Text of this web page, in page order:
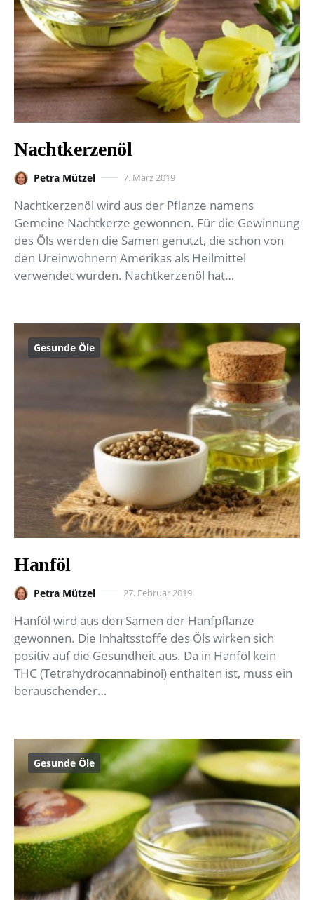
Nachtkerzenöl
Petra Mützel 7. März 2019
Nachtkerzenöl wird aus der Pflanze namens
Gemeine Nachtkerze gewonnen. Für die Gewinnung
des Öls werden die Samen genutzt, die schon von
den Ureinwohnern Amerikas als Heilmittel
verwendet wurden. Nachtkerzenöl hat…
Gesunde Öle
Hanföl
Petra Mützel 27. Februar 2019
Hanföl wird aus den Samen der Hanfpflanze
gewonnen. Die Inhaltsstoffe des Öls wirken sich
positiv auf die Gesundheit aus. Da in Hanföl kein
THC (Tetrahydrocannabinol) enthalten ist, muss ein
berauschender…
Gesunde Öle